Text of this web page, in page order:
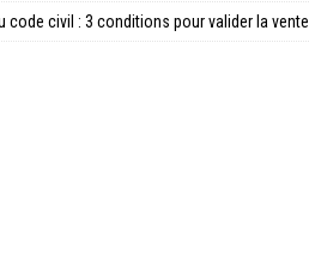
code civil : 3 conditions pour valider la vente